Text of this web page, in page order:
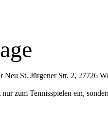
Neu St. Jürgener Str. 2,
zum Tennisspielen ein,